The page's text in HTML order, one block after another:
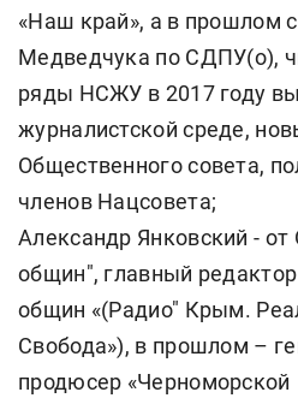
«Наш край», а в прошлом
Медведчука по СДПУ(о),
ряды НСЖУ в 2017 году
журналистской среде,
Общественного совета,
членов Нацсовета;
Александр Янковский -
общин", главный
общин «(Радио" Крым.
Свобода»), в прошлом –
продюсер «Черноморской